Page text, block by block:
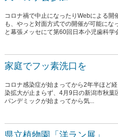
コロナ禍で中止になったりWebによる開
も、やっと対面方式での開催が可能にな
と幕張メッセにて第60回日本小児歯科学
家庭でフッ素洗口を
コロナ感染症が始まってから2年半ほど
染拡大が止まらず、4月9日の新潟市秋
パンデミックが始まってから気...
県立植物園「洋ラン展」